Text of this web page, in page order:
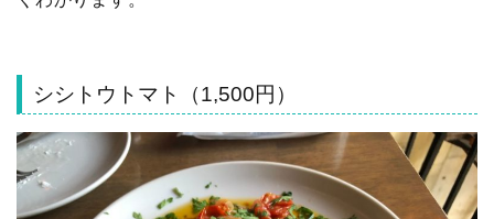
シシトウトマト（1,500円）